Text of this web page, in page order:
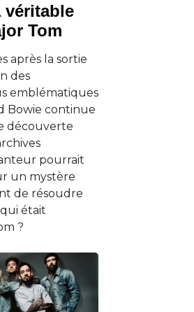
véritable
Tom
après la sortie
des
emblématiques
Bowie continue
découverte
pourrait
un mystère
de résoudre
était
?